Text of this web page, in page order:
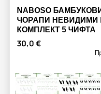
NABOSO
ЧОРАПИ НЕВИДИМИ
КОМПЛЕКТ 5 ЧИФТА
30,0 €